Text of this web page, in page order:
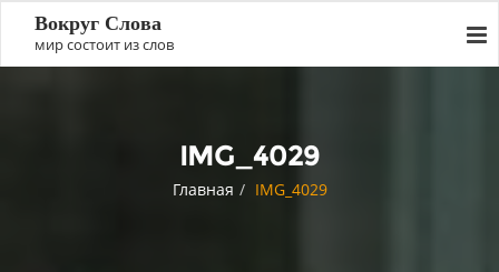
Вокруг Слова
мир состоит из слов
IMG_4029
Главная IMG_4029